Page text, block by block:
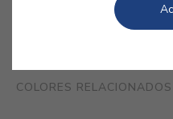
COLORES RELACIONADOS